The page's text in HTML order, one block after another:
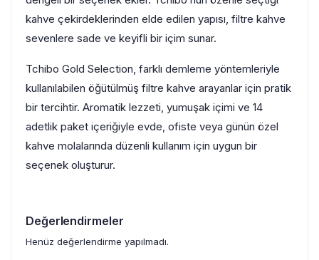
kahve çekirdeklerinden elde edilen yapısı, filtre kahve
sevenlere sade ve keyifli bir içim sunar.
Tchibo Gold Selection, farklı demleme yöntemleriyle
kullanılabilen öğütülmüş filtre kahve arayanlar için pratik
bir tercihtir. Aromatik lezzeti, yumuşak içimi ve 14
adetlik paket içeriğiyle evde, ofiste veya günün özel
kahve molalarında düzenli kullanım için uygun bir
seçenek oluşturur.
Değerlendirmeler
Henüz değerlendirme yapılmadı.